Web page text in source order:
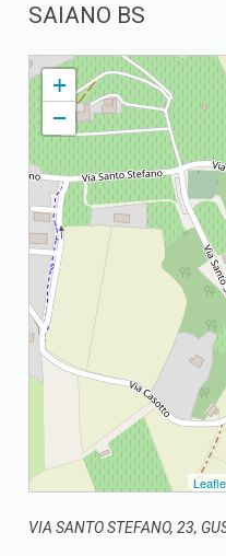
SAIANO BS
24 ZONA SUBURBANA II
+
−
VIA SANTO STEFANO, 23,